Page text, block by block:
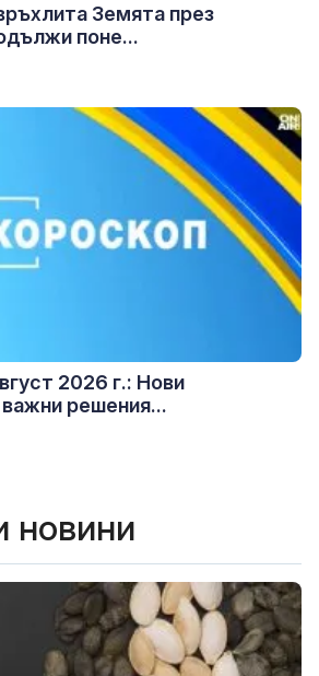
Земята през
поне...
2026 г.: Нови
решения...
новини